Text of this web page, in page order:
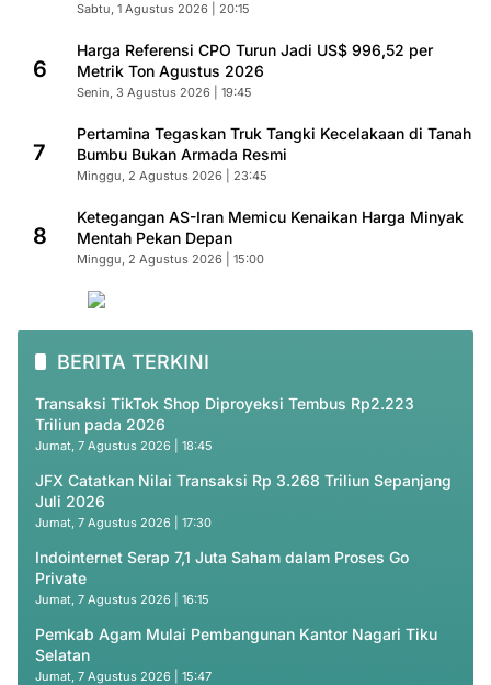
Sabtu, 1 Agustus 2026 | 20:15
6
Harga Referensi CPO Turun Jadi US$ 996,52 per
Metrik Ton Agustus 2026
Senin, 3 Agustus 2026 | 19:45
7
Pertamina Tegaskan Truk Tangki Kecelakaan di Tanah
Bumbu Bukan Armada Resmi
Minggu, 2 Agustus 2026 | 23:45
8
Ketegangan AS-Iran Memicu Kenaikan Harga Minyak
Mentah Pekan Depan
Minggu, 2 Agustus 2026 | 15:00
BERITA TERKINI
Transaksi TikTok Shop Diproyeksi Tembus Rp2.223
Triliun pada 2026
Jumat, 7 Agustus 2026 | 18:45
JFX Catatkan Nilai Transaksi Rp 3.268 Triliun Sepanjang
Juli 2026
Jumat, 7 Agustus 2026 | 17:30
Indointernet Serap 7,1 Juta Saham dalam Proses Go
Private
Jumat, 7 Agustus 2026 | 16:15
Pemkab Agam Mulai Pembangunan Kantor Nagari Tiku
Selatan
Jumat, 7 Agustus 2026 | 15:47